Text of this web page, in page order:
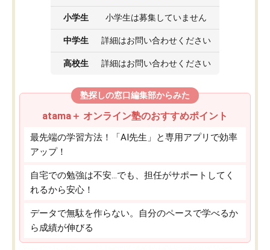
小学生 小学生は募集していません
中学生 詳細はお問い合わせください
高校生 詳細はお問い合わせください
塾探しの窓口編集部からみた
atama＋ オンライン塾のおすすめポイント
最先端の学習方法！「AI先生」と専用アプリで効率
アップ！
自宅での勉強は不安…でも、担任がサポートしてく
れるから安心！
データで無駄を作らない。自分のペースで学べるか
ら成績が伸びる